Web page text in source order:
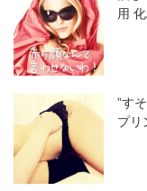
用
”す
プリ